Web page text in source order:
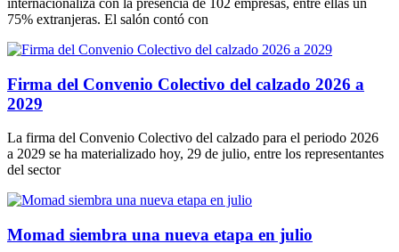
internacionaliza con la presencia de 102 empresas, entre ellas un
75% extranjeras. El salón contó con
Firma del Convenio Colectivo del calzado 2026 a
2029
La firma del Convenio Colectivo del calzado para el periodo 2026
a 2029 se ha materializado hoy, 29 de julio, entre los representantes
del sector
Momad siembra una nueva etapa en julio